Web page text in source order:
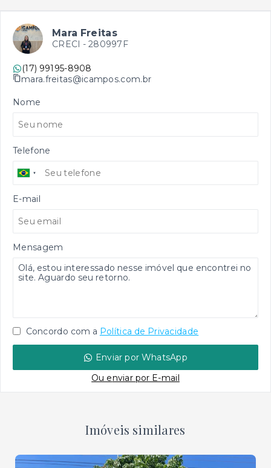
Mara Freitas
CRECI - 280997F
(17) 99195-8908
mara.freitas@icampos.com.br
Nome
Telefone
E-mail
Mensagem
Concordo com a Política de Privacidade
Enviar por WhatsApp
Ou enviar por E-mail
Imóveis similares